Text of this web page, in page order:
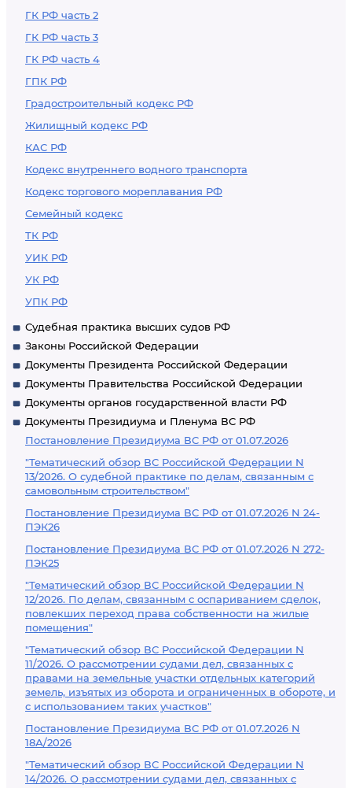
ГК РФ часть 2
ГК РФ часть 3
ГК РФ часть 4
ГПК РФ
Градостроительный кодекс РФ
Жилищный кодекс РФ
КАС РФ
Кодекс внутреннего водного транспорта
Кодекс торгового мореплавания РФ
Семейный кодекс
ТК РФ
УИК РФ
УК РФ
УПК РФ
Судебная практика высших судов РФ
Законы Российской Федерации
Документы Президента Российской Федерации
Документы Правительства Российской Федерации
Документы органов государственной власти РФ
Документы Президиума и Пленума ВС РФ
Постановление Президиума ВС РФ от 01.07.2026
"Тематический обзор ВС Российской Федерации N
13/2026. О судебной практике по делам, связанным с
самовольным строительством"
Постановление Президиума ВС РФ от 01.07.2026 N 24-
ПЭК26
Постановление Президиума ВС РФ от 01.07.2026 N 272-
ПЭК25
"Тематический обзор ВС Российской Федерации N
12/2026. По делам, связанным с оспариванием сделок,
повлекших переход права собственности на жилые
помещения"
"Тематический обзор ВС Российской Федерации N
11/2026. О рассмотрении судами дел, связанных с
правами на земельные участки отдельных категорий
земель, изъятых из оборота и ограниченных в обороте, и
с использованием таких участков"
Постановление Президиума ВС РФ от 01.07.2026 N
18А/2026
"Тематический обзор ВС Российской Федерации N
14/2026. О рассмотрении судами дел, связанных с